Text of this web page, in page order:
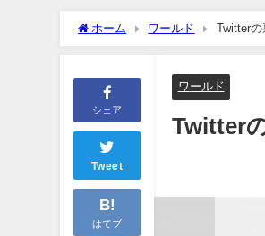
ホーム ワールド Twitter
シェア
Tweet
B!
はてブ
ワールド
Twitter